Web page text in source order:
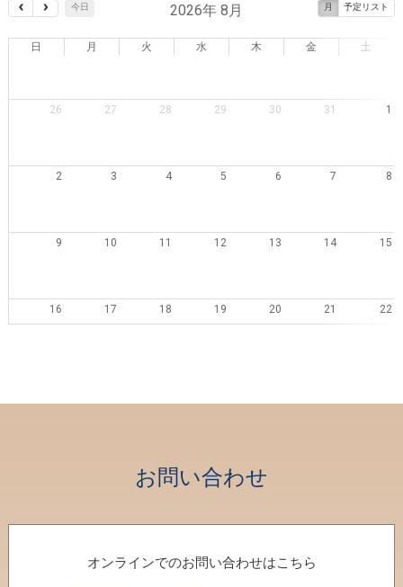
今日 月 予定リスト
2026年 8月
日 月 火 水 木 金 土
26 27 28 29 30 31 1
2 3 4 5 6 7 8
9 10 11 12 13 14 15
16 17 18 19 20 21 22
お問い合わせ
オンラインでのお問い合わせはこちら